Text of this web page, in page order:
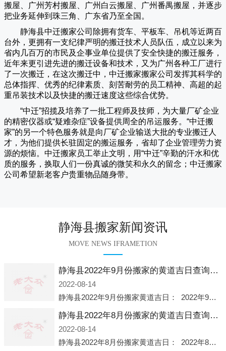
搬屋、广州芳村搬屋、广州白云搬屋、广州番禺搬屋，并逐步
把业务延伸到珠三角、广东省乃至全国。
静海县中迁搬家公司除拥有货车、平板车、吊机等近两百
台外，更拥有一支纪律严明的搬迁技术人员队伍，成立以来为
省内几百万的市民及企事业单位提供了安全快捷的搬迁服务，
近年来更引进先进的搬迁设备和技术，又为广州各种工厂进行
了一次搬迁，在这次搬迁中， 中迁搬家搬家公司发挥其科学的
总体指挥、优秀的纪律素质、刻苦耐劳的员工精神、高超的起
重吊装技术以及快捷的搬迁速度这些综合优势。
“中迁”招揽及培养了一批工程师及技师，为大量厂矿企业
的精密仪器或“疑难杂症”设备提供周全的吊运服务。“中迁搬
家”的另一个特色服务就是向厂矿企业输送大批的专业搬迁人
才，为他们提供长驻固定的搬运服务，省却了企业管理劳力资
源的烦恼。 中迁搬家员工举止文明，用“中迁”辛勤的汗水和优
质的服务，换取人们一份真诚的微笑和永久的留念； 中迁搬家
公司希望新老客户贵重物品随身带。
静海县搬家新闻资讯
MOVE NEWS IFRAMETION
静海县2022年9月份搬家的黄道吉日查询大全一览表哪天适合搬家好日子
2022-08-14
静海县2022年9月份搬家黄道吉日： 2022年9月6日 「星期二」 农历八月十一2022年9月12日 「星期一」 农历八月十七2022年9月16日 「星期五」 农历八月廿一2022年9月2
静海县2022年8月份搬家的黄道吉日查询大全一览表哪天适合搬家好日子
2022-08-14
静海县2022年8月份搬家黄道吉日： 2022年8月2日 「星期二」 农历七月初五2022年8月6日 「星期六」 农历七月初九2022年8月8日 「星期一」 农历七月十一2022年8月10日 「